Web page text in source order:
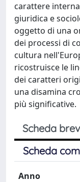
carattere
giuridica e
oggetto di una
dei processi di
cultura
ricostruisce le
dei caratteri
una disamina
più significative.
Scheda
Scheda
Anno